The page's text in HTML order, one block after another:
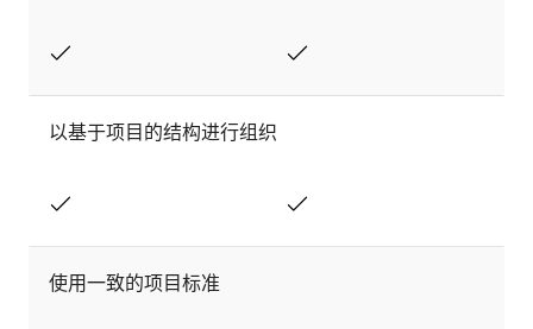
以基于项目的结构进行组织
使用一致的项目标准